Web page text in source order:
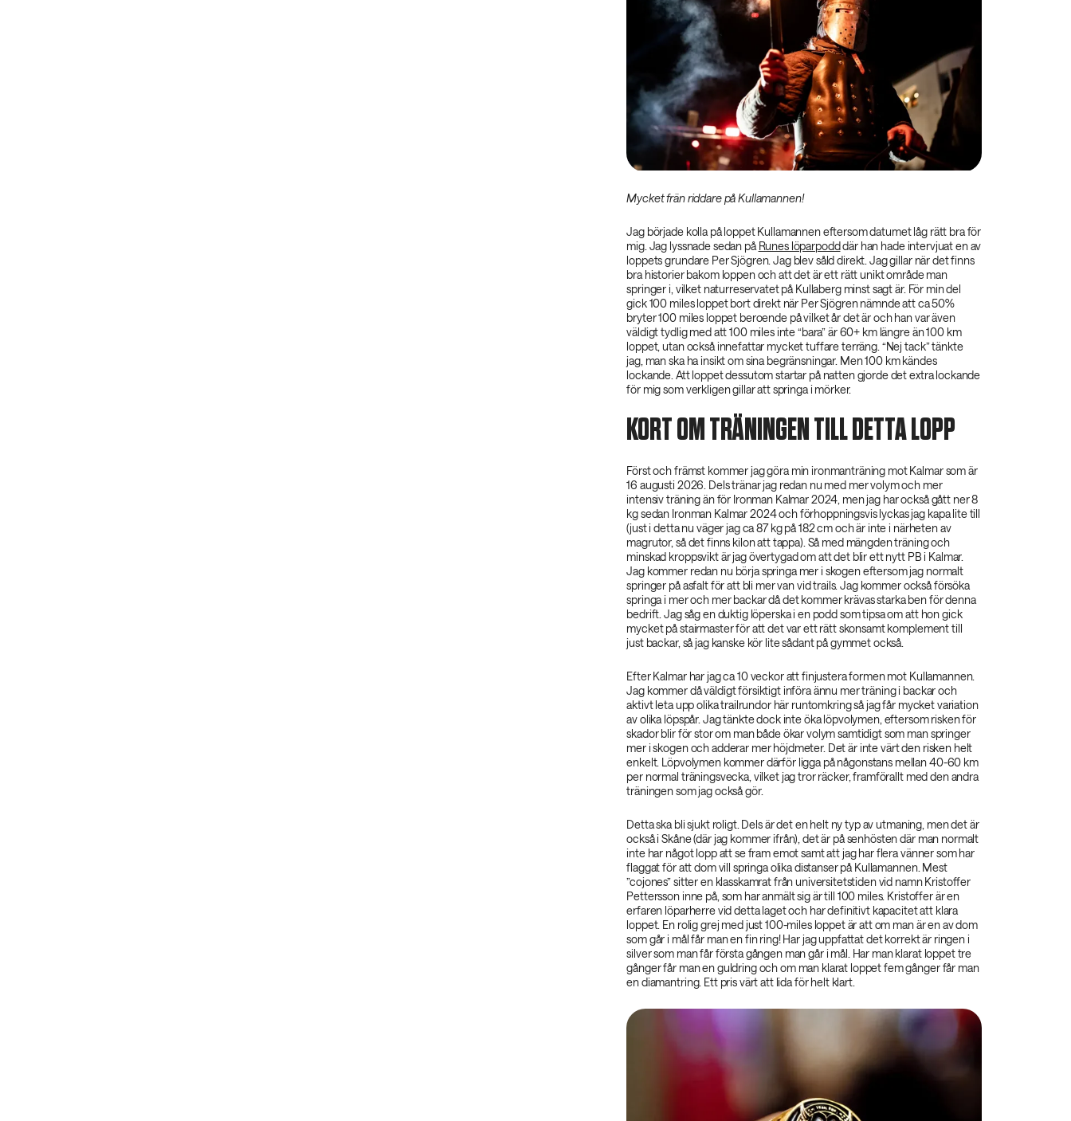
Mycket frän riddare på Kullamannen!
Jag började kolla på loppet Kullamannen eftersom datumet låg rätt bra för
mig. Jag lyssnade sedan på Runes löparpodddär han hade intervjuat en av
loppets grundare Per Sjögren. Jag blev såld direkt. Jag gillar när det finns
bra historier bakom loppen och att det är ett rätt unikt område man
springer i, vilket naturreservatet på Kullaberg minst sagt är. För min del
gick 100 miles loppet bort direkt när Per Sjögren nämnde att ca 50%
bryter 100 miles loppet beroende på vilket år det är och han var även
väldigt tydlig med att 100 miles inte “bara” är 60+ km längre än 100 km
loppet, utan också innefattar mycket tuffare terräng. “Nej tack” tänkte
jag, man ska ha insikt om sina begränsningar. Men 100 km kändes
lockande. Att loppet dessutom startar på natten gjorde det extra lockande
för mig som verkligen gillar att springa i mörker.
KORT OM TRÄNINGEN TILL DETTA LOPP
Först och främst kommer jag göra min ironmanträning mot Kalmar som är
16 augusti 2026. Dels tränar jag redan nu med mer volym och mer
intensiv träning än för Ironman Kalmar 2024, men jag har också gått ner 8
kg sedan Ironman Kalmar 2024 och förhoppningsvis lyckas jag kapa lite till
(just i detta nu väger jag ca 87 kg på 182 cm och är inte i närheten av
magrutor, så det finns kilon att tappa). Så med mängden träning och
minskad kroppsvikt är jag övertygad om att det blir ett nytt PB i Kalmar.
Jag kommer redan nu börja springa mer i skogen eftersom jag normalt
springer på asfalt för att bli mer van vid trails. Jag kommer också försöka
springa i mer och mer backar då det kommer krävas starka ben för denna
bedrift. Jag såg en duktig löperska i en podd som tipsa om att hon gick
mycket på stairmaster för att det var ett rätt skonsamt komplement till
just backar, så jag kanske kör lite sådant på gymmet också.
Efter Kalmar har jag ca 10 veckor att finjustera formen mot Kullamannen.
Jag kommer då väldigt försiktigt införa ännu mer träning i backar och
aktivt leta upp olika trailrundor här runtomkring så jag får mycket variation
av olika löpspår. Jag tänkte dock inte öka löpvolymen, eftersom risken för
skador blir för stor om man både ökar volym samtidigt som man springer
mer i skogen och adderar mer höjdmeter. Det är inte värt den risken helt
enkelt. Löpvolymen kommer därför ligga på någonstans mellan 40-60 km
per normal träningsvecka, vilket jag tror räcker, framförallt med den andra
träningen som jag också gör.
Detta ska bli sjukt roligt. Dels är det en helt ny typ av utmaning, men det är
också i Skåne (där jag kommer ifrån), det är på senhösten där man normalt
inte har något lopp att se fram emot samt att jag har flera vänner som har
flaggat för att dom vill springa olika distanser på Kullamannen. Mest
”cojones” sitter en klasskamrat från universitetstiden vid namn Kristoffer
Pettersson inne på, som har anmält sig är till 100 miles. Kristoffer är en
erfaren löparherre vid detta laget och har definitivt kapacitet att klara
loppet. En rolig grej med just 100-miles loppet är att om man är en av dom
som går i mål får man en fin ring! Har jag uppfattat det korrekt är ringen i
silver som man får första gången man går i mål. Har man klarat loppet tre
gånger får man en guldring och om man klarat loppet fem gånger får man
en diamantring. Ett pris värt att lida för helt klart.